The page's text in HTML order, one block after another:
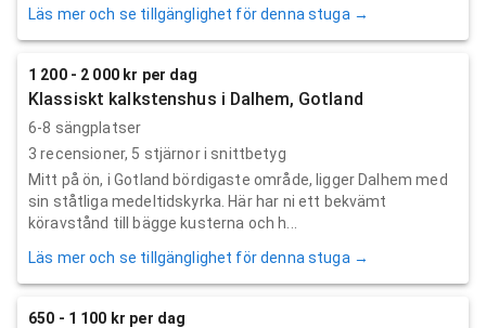
Läs mer och se tillgänglighet för denna stuga →
1 200 - 2 000 kr per dag
Klassiskt kalkstenshus i Dalhem, Gotland
6-8 sängplatser
3 recensioner, 5 stjärnor i snittbetyg
Mitt på ön, i Gotland bördigaste område, ligger Dalhem med
sin ståtliga medeltidskyrka. Här har ni ett bekvämt
köravstånd till bägge kusterna och h...
Läs mer och se tillgänglighet för denna stuga →
650 - 1 100 kr per dag